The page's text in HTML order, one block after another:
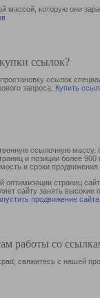
которую они
ссылок?
ссылок
запроса. Купить
ссылочную
и позиции более
и сроки продвижения.
страниц
сайту занять
продвижение сайта
работы со
свяжитесь с нашей